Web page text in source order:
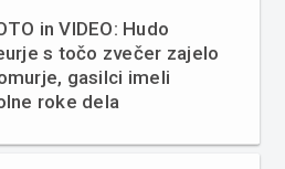
in VIDEO: Hudo
s točo zvečer zajelo
gasilci imeli
roke dela